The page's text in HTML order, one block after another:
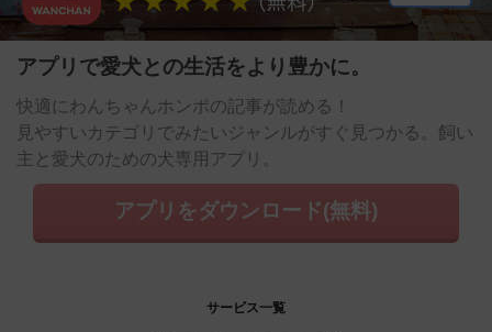
アプリで愛犬との生活をより豊かに。
快適にわんちゃんホンポの記事が読める！
見やすいカテゴリでみたいジャンルがすぐ見つかる。飼い
主と愛犬のための犬専用アプリ。
アプリをダウンロード(無料)
サービス一覧